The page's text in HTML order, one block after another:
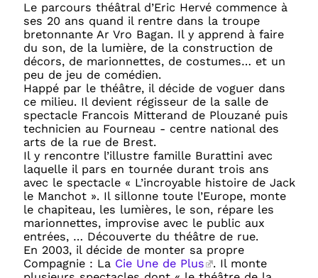
Le parcours théâtral d’Eric Hervé commence à
ses 20 ans quand il rentre dans la troupe
bretonnante Ar Vro Bagan. Il y apprend à faire
du son, de la lumière, de la construction de
décors, de marionnettes, de costumes… et un
peu de jeu de comédien.
Happé par le théâtre, il décide de voguer dans
ce milieu. Il devient régisseur de la salle de
spectacle Francois Mitterand de Plouzané puis
technicien au Fourneau - centre national des
arts de la rue de Brest.
Il y rencontre l’illustre famille Burattini avec
laquelle il pars en tournée durant trois ans
avec le spectacle « L’incroyable histoire de Jack
le Manchot ». Il sillonne toute l’Europe, monte
le chapiteau, les lumières, le son, répare les
marionnettes, improvise avec le public aux
entrées, … Découverte du théâtre de rue.
En 2003, il décide de monter sa propre
Compagnie : La Cie Une de Plus
. Il monte